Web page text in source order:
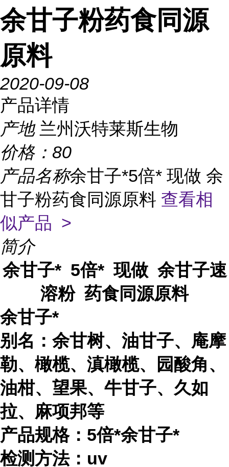
余甘子粉药食同源
原料
2020-09-08
产品详情
产地 兰州沃特莱斯生物
价格： 80
产品名称余甘子*5倍* 现做 余
甘子粉药食同源原料 查看相
似产品 >
简介
余甘子* 5倍* 现做 余甘子速
溶粉 药食同源原料
余甘子*
别名：余甘树、油甘子、庵摩
勒、橄榄、滇橄榄、园酸角、
油柑、望果、牛甘子、久如
拉、麻项邦等
产品规格：5倍*余甘子*
检测方法：uv